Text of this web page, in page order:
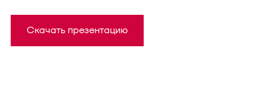
Скачать презентацию